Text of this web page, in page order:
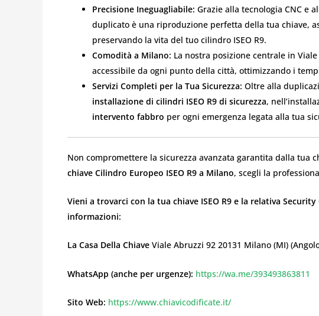
Precisione Ineguagliabile: Grazie alla tecnologia CNC e
duplicato è una riproduzione perfetta della tua chiave,
preservando la vita del tuo cilindro ISEO R9.
Comodità a Milano: La nostra posizione centrale in
accessibile da ogni punto della città, ottimizzando i
Servizi Completi per la Tua Sicurezza: Oltre alla
installazione di cilindri ISEO R9 di sicurezza,
intervento fabbro per ogni emergenza legata alla tua
Non compromettere la sicurezza avanzata garantita dalla tua
chiave Cilindro Europeo ISEO R9 a Milano, scegli la
Vieni a trovarci con la tua chiave ISEO R9 e la relativa
informazioni:
La Casa Della Chiave Viale Abruzzi 92 20131 Milano (MI)
WhatsApp (anche per urgenze): https://wa.me/393493863811
Sito Web: https://www.chiavicodificate.it/